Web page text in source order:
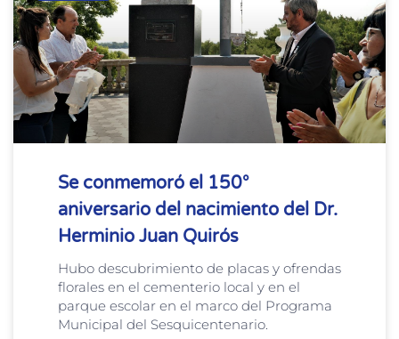
Se conmemoró el 150°
aniversario del nacimiento del Dr.
Herminio Juan Quirós
Hubo descubrimiento de placas y ofrendas
florales en el cementerio local y en el
parque escolar en el marco del Programa
Municipal del Sesquicentenario.